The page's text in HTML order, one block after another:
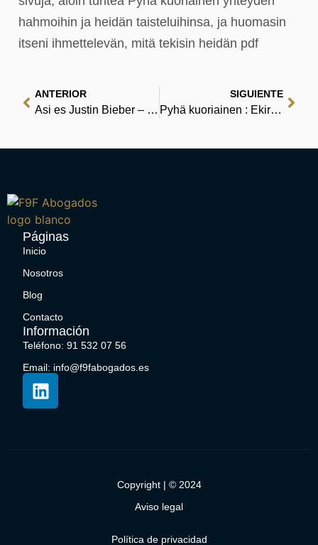
hahmoihin ja heidän taisteluihinsa, ja huomasin
itseni ihmettelevän, mitä tekisin heidän pdf
ANTERIOR
Asi es Justin Bieber – Zusammenfassung PDF
SIGUIENTE
Pyhä kuoriainen : Ekirjoja (EPUB)
Páginas
Inicio
Nosotros
Blog
Contacto
Información
Teléfono: 91 532 07 56
Email: info@f9fabogados.es
Copyright | © 2024
Aviso legal
Política de privacidad